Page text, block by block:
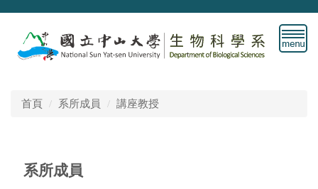
跳
首頁 系所成員 講座教授
系所成員